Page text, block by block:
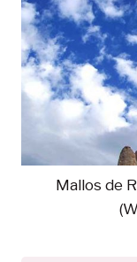
Mallos de